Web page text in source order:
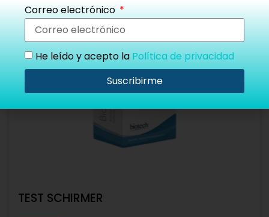
TEST SCHIRMER
Correo electrónico
He leído y acepto la Política de privacidad
Suscribirme